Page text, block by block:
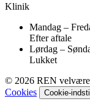
Klinik
Mandag –
Efter aftale
Lørdag –
Lukket
© 2026 REN velvære
Cookies
Cookie-